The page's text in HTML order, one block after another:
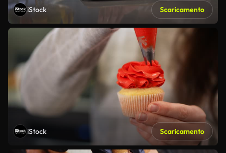
iStock Scaricamento
iStock Scaricamento